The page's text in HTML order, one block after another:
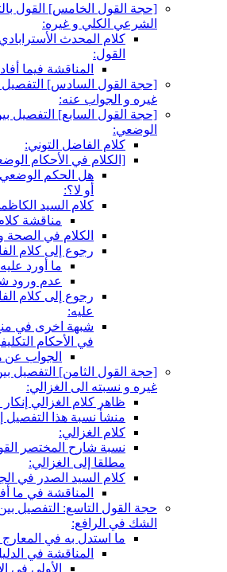
[حجة القول الخامس‏] القول
الشرعي الكلي و غيره:
كلام المحدث الأسترابادي
القول:
المناقشة فيما
[حجة القول السادس‏] التفصيل
غيره و الجواب عنه:
[حجة القول السابع‏] التفصيل بين
الوضعي:
كلام الفاضل التوني:
[الكلام في الأحكام
هل الحكم الوضعي
أو لا؟:
كلام السيد
مناقشة كلام
الكلام في الصحة و
رجوع إلى كلام
ما أورد عليه:
عدم ورود
رجوع إلى كلام
عليه:
شبهة اخرى في منع
في الأحكام
الجواب عن
[حجة القول الثامن‏] التفصيل بين
غيره و نسبته الى الغزالي:
ظاهر كلام الغزالي إنكار
منشأ نسبة هذا التفصيل
كلام الغزالي:
نسبة شارح المختصر
مطلقا إلى الغزالي:
كلام السيد الصدر في
المناقشة في ما
حجة القول التاسع: التفصيل
الشك في الرافع:
ما استدل به في المعارج
المناقشة في الدليل
الأولى في